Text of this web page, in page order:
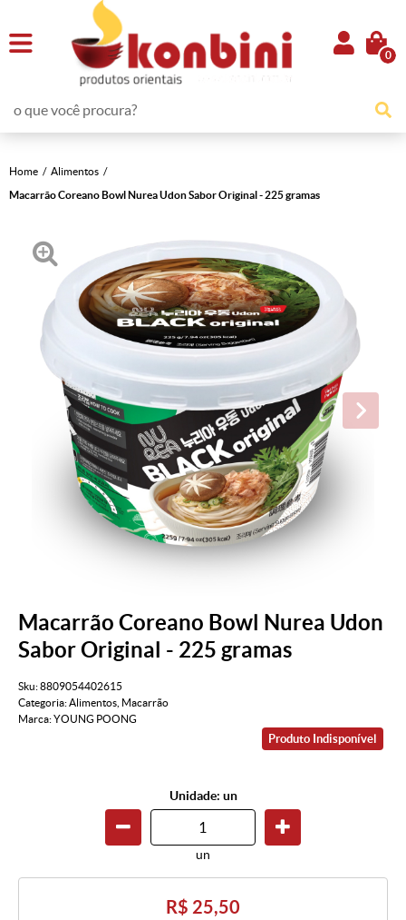
0
Home
Alimentos
Macarrão Coreano Bowl Nurea Udon Sabor Original - 225 gramas
Macarrão Coreano Bowl Nurea Udon
Sabor Original - 225 gramas
Sku:8809054402615
Categoria:Alimentos Macarrão
Marca:YOUNG POONG
Produto Indisponível
Unidade: un
un
R$ 25,50